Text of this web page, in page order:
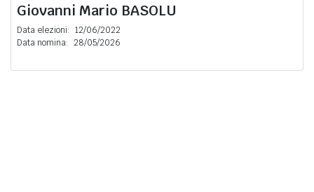
Giovanni Mario BASOLU
Data elezioni: 12/06/2022
Data nomina: 28/05/2026